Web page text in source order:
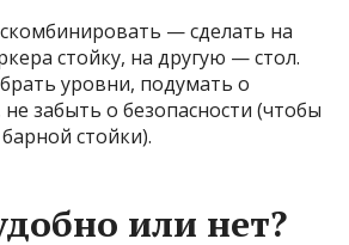
— сделать на
стойку, на другую — стол.
уровни, подумать о
забыть о безопасности (чтобы
стойки).
или нет?